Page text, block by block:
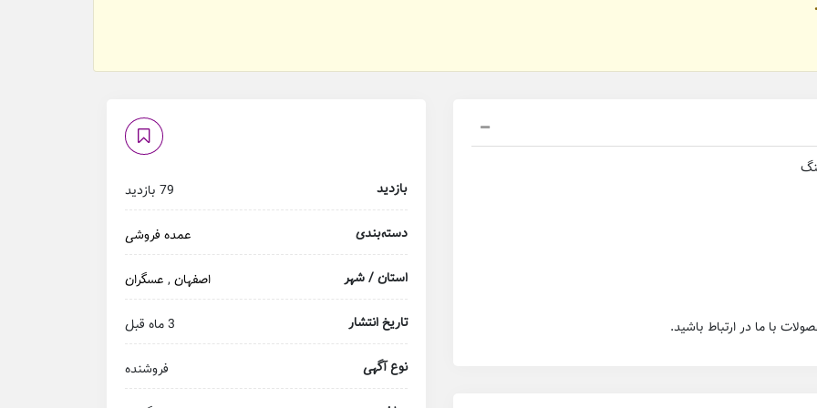
با ما در ارتباط باشید.
بازدید 79 بازدید
دسته‌بندی عمده فروشی
استان / شهر اصفهان , عسگران
تاریخ انتشار 3 ماه قبل
نوع آگهی فروشنده